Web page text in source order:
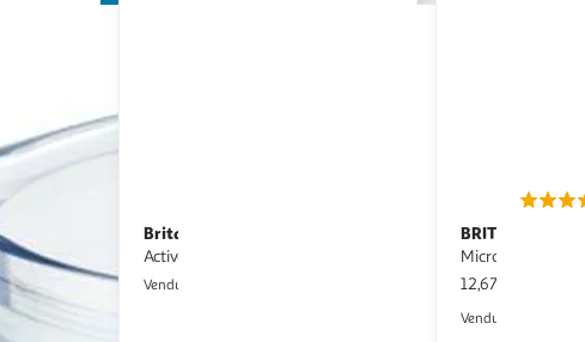
bleu Brita
Active P1000 blanche
Vendu par
BRITA
MicroDisc
12,67€ / pce
Vendu par